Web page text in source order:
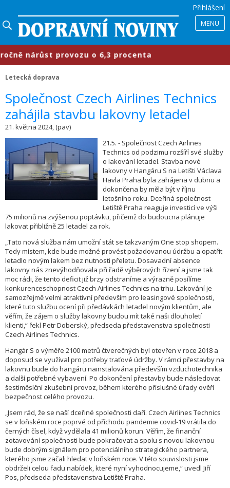
Přihlášení
MENU
nárůst provozu o 6,3 procenta
Letecká doprava
Společnost Czech Airlines Technics
zahájila stavbu lakovny letadel
21. května 2024, (pav)
21.5. - Společnost Czech Airlines
Technics od podzimu rozšíří své služby
o lakování letadel. Stavba nové
lakovny v Hangáru S na Letišti Václava
Havla Praha byla zahájena v dubnu a
dokončena by měla být v říjnu
letošního roku. Dceřiná společnost
Letiště Praha reaguje investicí ve výši
75 milionů na zvýšenou poptávku, přičemž do budoucna plánuje
lakovat přibližně 25 letadel za rok.
„Tato nová služba nám umožní stát se takzvaným One stop shopem.
Tedy místem, kde bude možné provést požadovanou údržbu a opatřit
letadlo novým lakem bez nutnosti přeletu. Dosavadní absence
lakovny nás znevýhodňovala při řadě výběrových řízení a jsme tak
moc rádi, že tento deficit již brzy odstraníme a výrazně posílíme
konkurenceschopnost Czech Airlines Technics na trhu. Lakování je
samozřejmě velmi atraktivní především pro leasingové společnosti,
které tuto službu ocení při předávkách letadel novým klientům, ale
věřím, že zájem o služby lakovny budou mít také naši dlouholetí
klienti,“ řekl Petr Doberský, předseda představenstva společnosti
Czech Airlines Technics.
Hangár S o výměře 2100 metrů čtverečných byl otevřen v roce 2018 a
doposud se využíval pro potřeby traťové údržby. V rámci přestavby na
lakovnu bude do hangáru nainstalována především vzduchotechnika
a další potřebné vybavení. Po dokončení přestavby bude následovat
šestiměsíční zkušební provoz, během kterého příslušné úřady ověří
bezpečnost celého provozu.
„Jsem rád, že se naší dceřiné společnosti daří. Czech Airlines Technics
se v loňském roce poprvé od příchodu pandemie covid-19 vrátila do
černých čísel, když vydělala 41 milionů korun. Věřím, že finanční
zotavování společnosti bude pokračovat a spolu s novou lakovnou
bude dobrým signálem pro potenciálního strategického partnera,
kterého jsme začali hledat v loňském roce. V této souvislosti jsme
obdrželi celou řadu nabídek, které nyní vyhodnocujeme,“ uvedl Jiří
Pos, předseda představenstva Letiště Praha.